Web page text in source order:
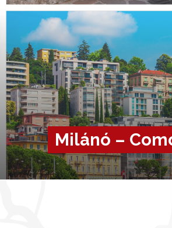
Milánó –